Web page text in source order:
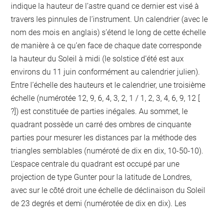
indique la hauteur de l’astre quand ce dernier est visé à
travers les pinnules de l’instrument. Un calendrier (avec le
nom des mois en anglais) s’étend le long de cette échelle
de manière à ce qu’en face de chaque date corresponde
la hauteur du Soleil à midi (le solstice d’été est aux
environs du 11 juin conformément au calendrier julien).
Entre l’échelle des hauteurs et le calendrier, une troisième
échelle (numérotée 12, 9, 6, 4, 3, 2, 1 / 1, 2, 3, 4, 6, 9, 12 [
?]) est constituée de parties inégales. Au sommet, le
quadrant possède un carré des ombres de cinquante
parties pour mesurer les distances par la méthode des
triangles semblables (numéroté de dix en dix, 10-50-10).
L’espace centrale du quadrant est occupé par une
projection de type Gunter pour la latitude de Londres,
avec sur le côté droit une échelle de déclinaison du Soleil
de 23 degrés et demi (numérotée de dix en dix). Les